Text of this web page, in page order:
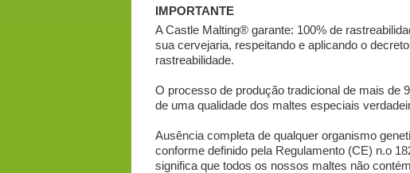
IMPORTANTE
A Castle Malting® garante: 100% de
sua cervejaria, respeitando e aplicando o
rastreabilidade.
O processo de produção tradicional de mais de
de uma qualidade dos maltes especiais
Ausência completa de qualquer organismo
conforme definido pela Regulamento (CE) n.o
significa que todos os nossos maltes não